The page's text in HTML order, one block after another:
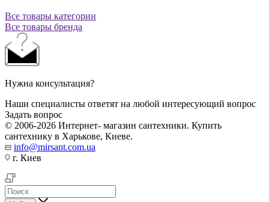
Все товары категории
Все товары бренда
Нужна консультация?
Наши специалисты ответят на любой интересующий вопрос
Задать вопрос
© 2006-2026 Интернет- магазин сантехники. Купить
сантехнику в Харькове, Киеве.
info@mirsant.com.ua
г. Киев